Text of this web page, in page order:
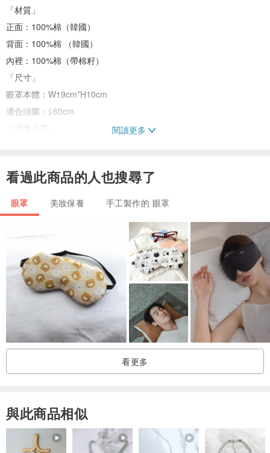
「材質」
正面：100%棉（韓國）
背面：100%棉 （韓國）
內裡：100%棉（帶棉籽）
「尺寸」
眼罩本體：W19cm*H10cm
適合頭圍：≦60cm
「洗滌方式」
陰涼處晾乾，避免長時間眼光暴曬（暴曬容易使皮筋失去彈性喲~）
貼身物品售出恕不接受退換哦~
閱讀更多
看過此商品的人也搜尋了
眼罩 美妝保養 手工製作的 眼罩
看更多
與此商品相似